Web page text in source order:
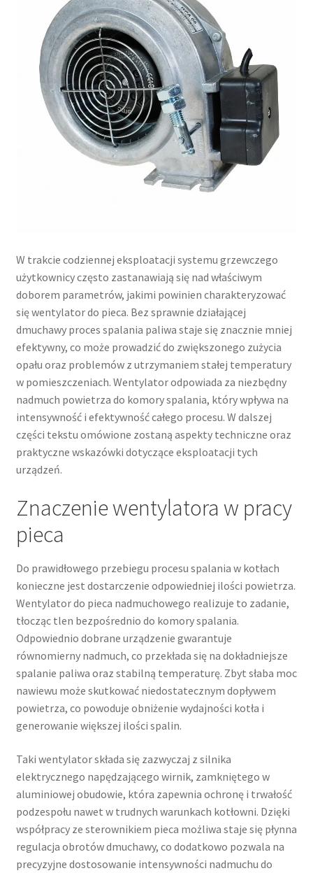
W trakcie codziennej eksploatacji systemu grzewczego
użytkownicy często zastanawiają się nad właściwym
doborem parametrów, jakimi powinien charakteryzować
się wentylator do pieca. Bez sprawnie działającej
dmuchawy proces spalania paliwa staje się znacznie mniej
efektywny, co może prowadzić do zwiększonego zużycia
opału oraz problemów z utrzymaniem stałej temperatury
w pomieszczeniach. Wentylator odpowiada za niezbędny
nadmuch powietrza do komory spalania, który wpływa na
intensywność i efektywność całego procesu. W dalszej
części tekstu omówione zostaną aspekty techniczne oraz
praktyczne wskazówki dotyczące eksploatacji tych
urządzeń.
Znaczenie wentylatora w pracy
pieca
Do prawidłowego przebiegu procesu spalania w kotłach
konieczne jest dostarczenie odpowiedniej ilości powietrza.
Wentylator do pieca nadmuchowego realizuje to zadanie,
tłocząc tlen bezpośrednio do komory spalania.
Odpowiednio dobrane urządzenie gwarantuje
równomierny nadmuch, co przekłada się na dokładniejsze
spalanie paliwa oraz stabilną temperaturę. Zbyt słaba moc
nawiewu może skutkować niedostatecznym dopływem
powietrza, co powoduje obniżenie wydajności kotła i
generowanie większej ilości spalin.
Taki wentylator składa się zazwyczaj z silnika
elektrycznego napędzającego wirnik, zamkniętego w
aluminiowej obudowie, która zapewnia ochronę i trwałość
podzespołu nawet w trudnych warunkach kotłowni. Dzięki
współpracy ze sterownikiem pieca możliwa staje się płynna
regulacja obrotów dmuchawy, co dodatkowo pozwala na
precyzyjne dostosowanie intensywności nadmuchu do